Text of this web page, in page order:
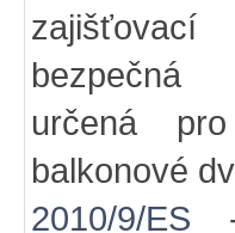
určená
balkonové
2010/9/ES -